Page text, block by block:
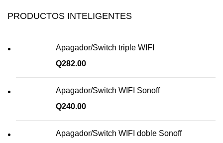
PRODUCTOS INTELIGENTES
Apagador/Switch triple WIFI
Q282.00
Apagador/Switch WIFI Sonoff
Q240.00
Apagador/Switch WIFI doble Sonoff